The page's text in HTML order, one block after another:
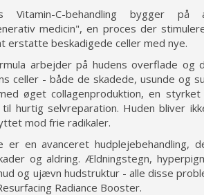
Vitamin-C-behandling bygger på
medicin", en proces der
erstatte beskadigede celler med nye.
arbejder på hudens overflade
celler - både de skadede, usunde og
øget collagenproduktion, en
til hurtig selvreparation. Huden bliver
mod frie radikaler.
er en avanceret hudplejebehandling,
og aldring. Ældningstegn,
og ujævn hudstruktur - alle disse
Radiance Booster.